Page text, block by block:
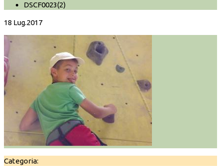
DSCF0023(2)
18 Lug.2017
Categoria: